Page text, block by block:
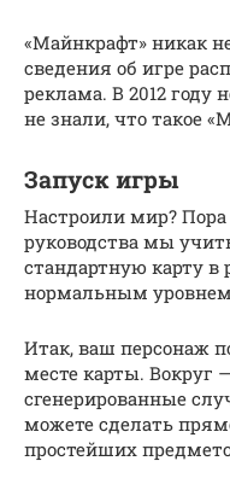
«Майнкрафт» никак
сведения об игре
реклама. В 2012 году
не знали, что такое
Запуск игры
Настроили мир?
руководства мы
стандартную карту
нормальным
Итак, ваш персонаж
месте карты. Вокруг
сгенерированные
можете сделать
простейших